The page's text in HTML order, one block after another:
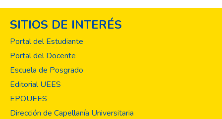
SITIOS DE INTERÉS
Portal del Estudiante
Portal del Docente
Escuela de Posgrado
Editorial UEES
EPOUEES
Dirección de Capellanía Universitaria